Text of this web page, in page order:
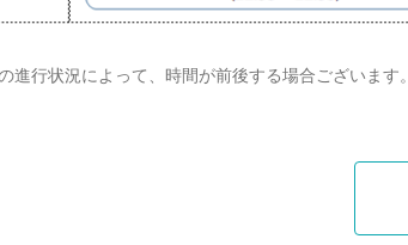
進行状況によって、時間が前後する場合ございます。